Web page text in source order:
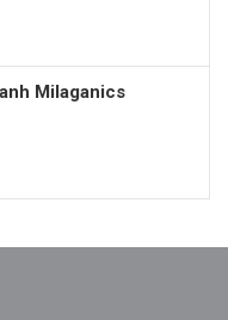
Milaganics